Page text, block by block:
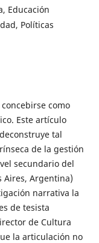
Educación
Políticas
como
Este artículo
tal
de la gestión
secundario del
Aires, Argentina)
narrativa la
de tesista
de Cultura
la articulación no